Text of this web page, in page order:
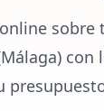
sobre